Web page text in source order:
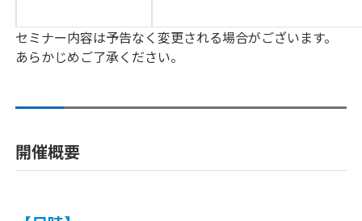
セミナー内容は予告なく変更される場合がございます。
あらかじめご了承ください。
開催概要